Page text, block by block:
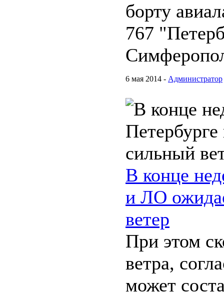
борту
767
6 мая 2014 - Администратор
В конце
и ЛО
ветер
При этом
ветра,
может